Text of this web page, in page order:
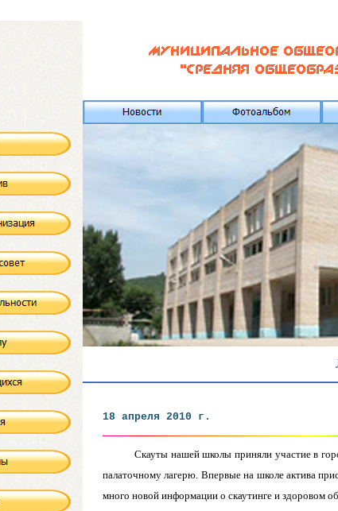
18 апреля 2010 г.
Скауты нашей школы приняли участие в
палаточному лагерю. Впервые на школе актива
много новой информации о скаутинге и здоровом